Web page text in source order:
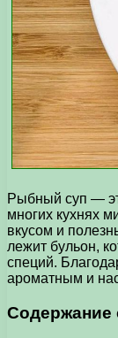
Рыбный суп —
многих кухнях
вкусом и
лежит бульон,
специй.
ароматным и
Содержание